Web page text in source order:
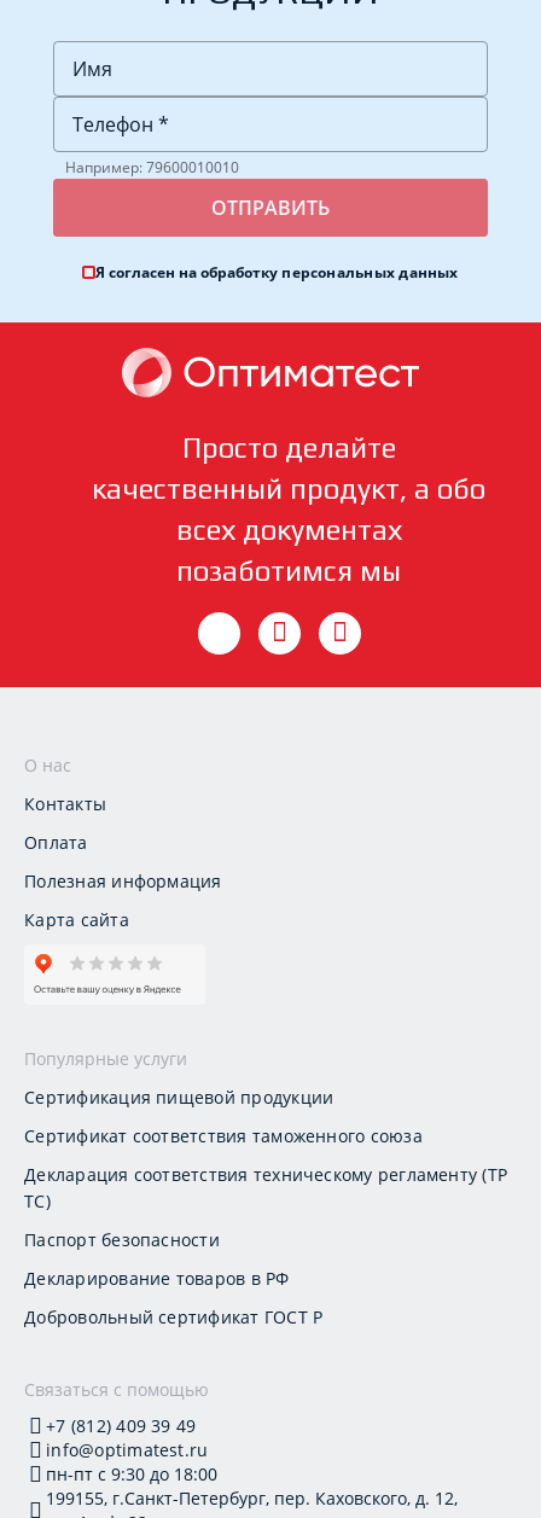
Например: 79600010010
Я согласен на обработку персональных данных
Просто делайте
качественный продукт, а обо
всех документах
позаботимся мы
О нас
Контакты
Оплата
Полезная информация
Карта сайта
Популярные услуги
Сертификация пищевой продукции
Сертификат соответствия таможенного союза
Декларация соответствия техническому регламенту (ТР
ТС)
Паспорт безопасности
Декларирование товаров в РФ
Добровольный сертификат ГОСТ Р
Связаться с помощью
+7 (812) 409 39 49
info@optimatest.ru
пн-пт с 9:30 до 18:00
199155, г.Санкт-Петербург, пер. Каховского, д. 12,